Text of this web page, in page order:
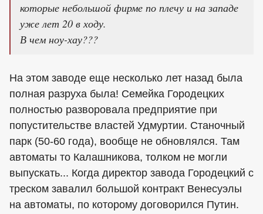
которые небольшой фирме по плечу и на западе
уже лет 20 в ходу.
В чем ноу-хау???
На этом заводе еще несколько лет назад была
полная разруха была! Семейка Городецких
полностью разворовала предприятие при
попустительстве властей Удмуртии. Станочный
парк (50-60 года), вообще не обновлялся. Там
автоматы то Калашникова, толком не могли
выпускать... Когда директор завода Городецкий с
треском завалил большой контракт Венесуэлы
на автоматы, по которому договорился Путин.